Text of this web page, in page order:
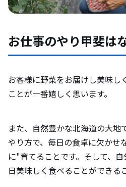
お仕事のやり甲斐は
お客様に野菜をお届けし美味し
ことが一番嬉しく思います。
また、自然豊かな北海道の大地
やり方で、毎日の食卓に欠かせ
に"育てることです。そして、
日美味しく食べることができる